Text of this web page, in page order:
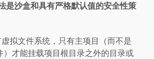
是沙盒和具有严格默认值的安全性策
拟文件系统，只有主项目（而不是
）才能挂载项目根目录之外的目录或